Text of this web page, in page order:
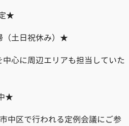
★
（土日祝休み）★
心に周辺エリアも担当していた
★
中区で行われる定例会議にご参